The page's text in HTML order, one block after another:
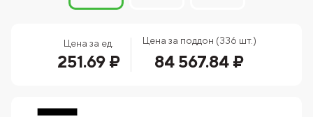
Цена за ед.
251.69 ₽
Цена за поддон (336 шт.)
84 567.84 ₽